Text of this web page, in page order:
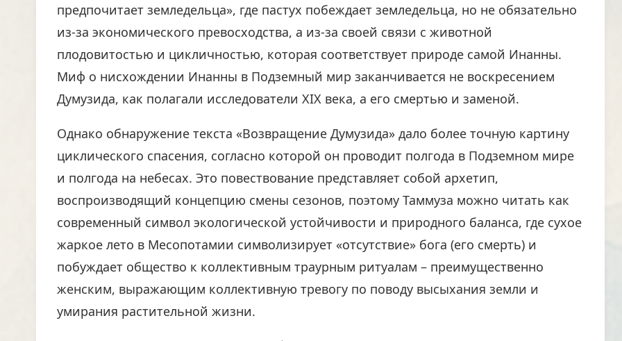
предпочитает земледельца», где пастух побеждает земледельца, но не обязательно
из-за экономического превосходства, а из-за своей связи с животной
плодовитостью и цикличностью, которая соответствует природе самой Инанны.
Миф о нисхождении Инанны в Подземный мир заканчивается не воскресением
Думузида, как полагали исследователи XIX века, а его смертью и заменой.
Однако обнаружение текста «Возвращение Думузида» дало более точную картину
циклического спасения, согласно которой он проводит полгода в Подземном мире
и полгода на небесах. Это повествование представляет собой архетип,
воспроизводящий концепцию смены сезонов, поэтому Таммуза можно читать как
современный символ экологической устойчивости и природного баланса, где сухое
жаркое лето в Месопотамии символизирует «отсутствие» бога (его смерть) и
побуждает общество к коллективным траурным ритуалам – преимущественно
женским, выражающим коллективную тревогу по поводу высыхания земли и
умирания растительной жизни.